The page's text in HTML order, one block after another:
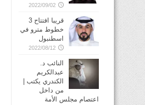
2022/09/02
قريبا افتتاح 3
خطوط مترو في
2022/08/12
النائب د.
عبدالكريم
الكندري يكتب |
من داخل
اعتصام مجلس الأمة